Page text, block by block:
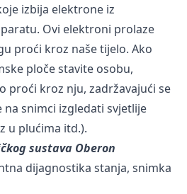
izbija elektrone iz
Ovi elektroni prolaze
proći kroz naše tijelo. Ako
ploče stavite osobu,
proći kroz nju, zadržavajući se
na snimci izgledati svjetlije
u plućima itd.).
sustava Oberon
dijagnostika stanja, snimka